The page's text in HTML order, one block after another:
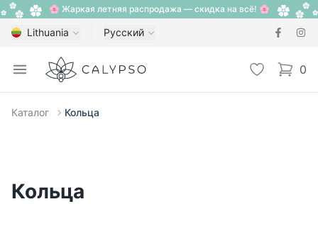
🌸 Жаркая летняя распродажа — скидка на всё! 🌸
Lithuania Русский
Open menu
Calypso Избранное
0
items
Каталог Кольца
Кольца